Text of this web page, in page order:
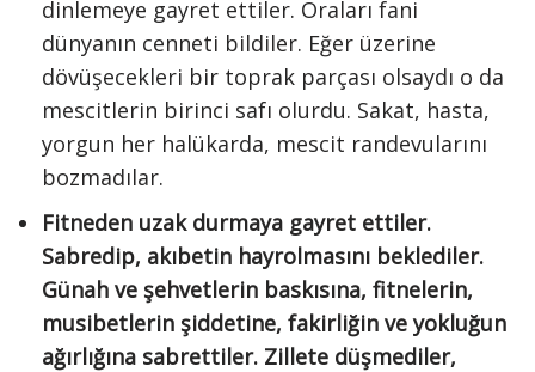
dinlemeye gayret ettiler. Oraları fani
dünyanın cenneti bildiler. Eğer üzerine
dövüşecekleri bir toprak parçası olsaydı o da
mescitlerin birinci safı olurdu. Sakat, hasta,
yorgun her halükarda, mescit randevularını
bozmadılar.
Fitneden uzak durmaya gayret ettiler.
Sabredip, akıbetin hayrolmasını beklediler.
Günah ve şehvetlerin baskısına, fitnelerin,
musibetlerin şiddetine, fakirliğin ve yokluğun
ağırlığına sabrettiler. Zillete düşmediler,